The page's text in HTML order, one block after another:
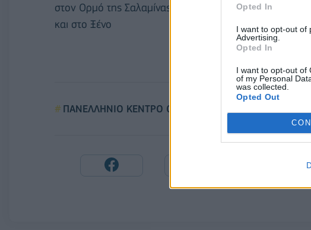
Opted In
I want to opt-out of
Advertising.
Opted In
I want to opt-out of
of my Personal
was collected.
Opted Out
στον Ορμό της Σαλαμίνας
και στο Ξένο
ΠΑΝΕΛΛΗΝΙΟ ΚΕΝΤΡΟ ΟΙΚΟΛΟΓΙΚΩΝ ΕΡΕΥΝΩΝ